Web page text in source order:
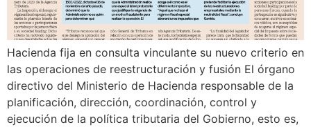
Hacienda fija en consulta vinculante su nuevo criterio en
las operaciones de reestructuración y fusión El órgano
directivo del Ministerio de Hacienda responsable de la
planificación, dirección, coordinación, control y
ejecución de la política tributaria del Gobierno, esto es,